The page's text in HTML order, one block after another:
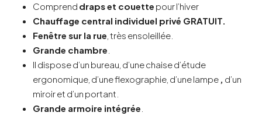
Comprend draps et couette pour l’hiver
Chauffage central individuel privé GRATUIT.
Fenêtre sur la rue , très ensoleillée.
Grande chambre
Il dispose d’un bureau, d’une chaise d’étude
ergonomique, d’une flexographie, d’une lampe , d’un
miroir et d’un portant.
Grande armoire intégrée